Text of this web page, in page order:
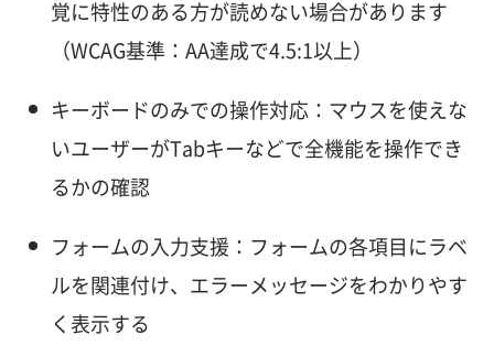
覚に特性のある方が読めない場合があります
（WCAG基準：AA達成で4.5:1以上）
キーボードのみでの操作対応：マウスを使えな
いユーザーがTabキーなどで全機能を操作でき
るかの確認
フォームの入力支援：フォームの各項目にラベ
ルを関連付け、エラーメッセージをわかりやす
く表示する